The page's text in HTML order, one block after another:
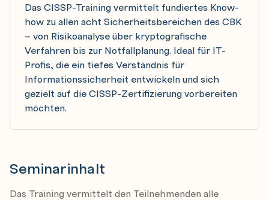
Das CISSP-Training vermittelt fundiertes Know-
how zu allen acht Sicherheitsbereichen des CBK
– von Risikoanalyse über kryptografische
Verfahren bis zur Notfallplanung. Ideal für IT-
Profis, die ein tiefes Verständnis für
Informationssicherheit entwickeln und sich
gezielt auf die CISSP-Zertifizierung vorbereiten
möchten.
Seminarinhalt
Das Training vermittelt den Teilnehmenden alle